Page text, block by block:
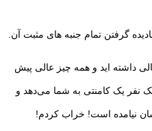
گرفتن تمام جنبه های مثبت آن.
داشته اید و همه چیز عالی پیش
یک نفر یک کامنتی به شما می‌دهد و
نیامده است! خراب کردم!